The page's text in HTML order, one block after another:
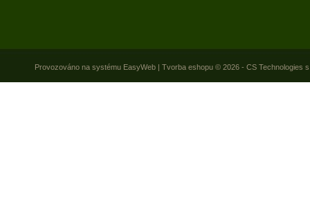
Provozováno na systému EasyWeb | Tvorba eshopu © 2026 - CS Technologies